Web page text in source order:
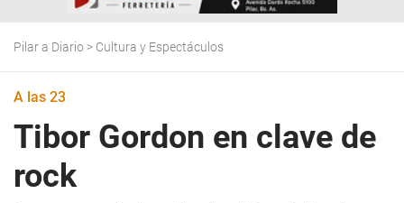
Pilar a Diario > Cultura y Espectáculos
A las 23
Tibor Gordon en clave de
rock